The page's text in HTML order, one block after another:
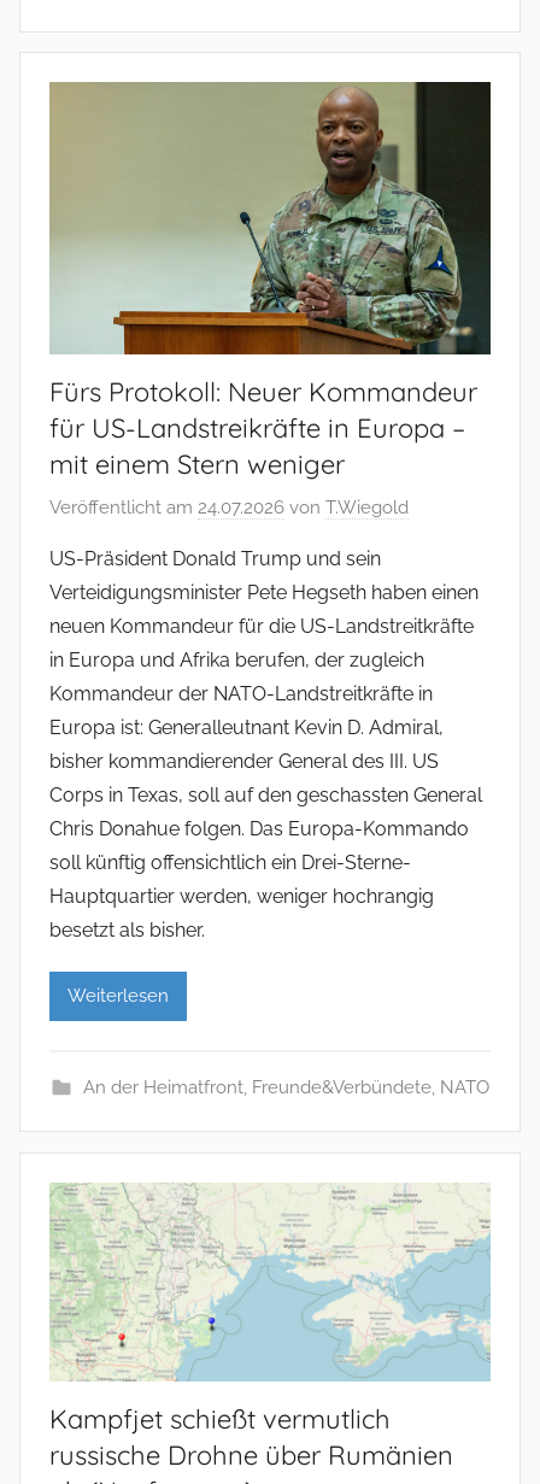
Fürs Protokoll: Neuer Kommandeur
für US-Landstreikräfte in Europa –
mit einem Stern weniger
Veröffentlicht am 24.07.2026 von T.Wiegold
US-Präsident Donald Trump und sein
Verteidigungsminister Pete Hegseth haben einen
neuen Kommandeur für die US-Landstreitkräfte
in Europa und Afrika berufen, der zugleich
Kommandeur der NATO-Landstreitkräfte in
Europa ist: Generalleutnant Kevin D. Admiral,
bisher kommandierender General des III. US
Corps in Texas, soll auf den geschassten General
Chris Donahue folgen. Das Europa-Kommando
soll künftig offensichtlich ein Drei-Sterne-
Hauptquartier werden, weniger hochrangig
besetzt als bisher.
Weiterlesen
An der Heimatfront, Freunde&Verbündete, NATO
Kampfjet schießt vermutlich
russische Drohne über Rumänien